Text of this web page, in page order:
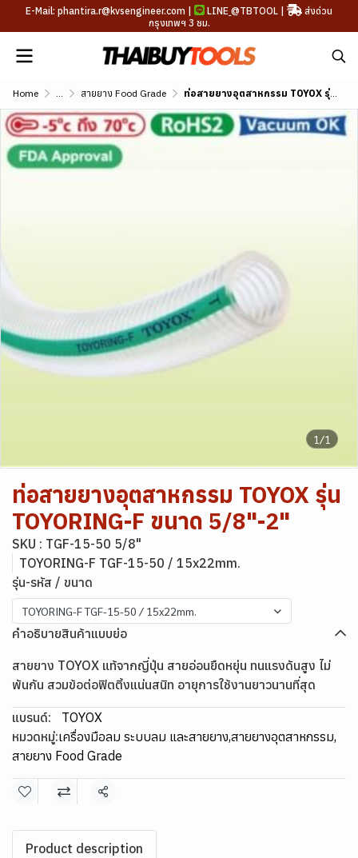
E-Mail: phantira.r@kvsengineer.com | LINE @TBTOOL |
ส่งด่วน
กรุงเทพฯ 3 ชม.
Home ... สายยาง Food Grade ท่อสายยางอุตสาหกรรม TOYOX รุ่น TOYORING-F ขนาด 5/8"-2"
1/1
ท่อสายยางอุตสาหกรรม TOYOX รุ่น
TOYORING-F ขนาด 5/8"-2"
SKU : TGF-15-50 5/8"
TOYORING-F TGF-15-50 / 15x22mm.
รุ่น-รหัส / ขนาด
TOYORING-F TGF-15-50 / 15x22mm.
คำอธิบายสินค้าแบบย่อ
สายยาง TOYOX แท้จากญี่ปุ่น สายอ่อนยืดหยุ่น ทนแรงดันสูง ไม่
พันกัน สวมข้อต่อฟิตติ้งแน่นสนิท อายุการใช้งานยาวนานที่สุด
แบรนด์:
TOYOX
หมวดหมู่:เครื่องมือลม ระบบลม และสายยาง,สายยางอุตสาหกรรม,
สายยาง Food Grade
แชร์
Product description